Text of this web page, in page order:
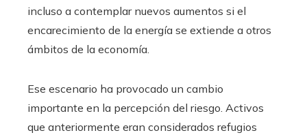
incluso a contemplar nuevos aumentos si el
encarecimiento de la energía se extiende a otros
ámbitos de la economía.
Ese escenario ha provocado un cambio
importante en la percepción del riesgo. Activos
que anteriormente eran considerados refugios